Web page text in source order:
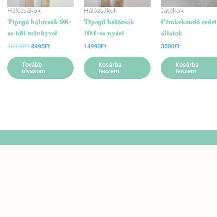
Hálózsákok
Tipegő hálózsák 98-
as téli minkyvel
16990Ft 8495Ft
Tovább
olvasom
Hálózsákok
Tipegő hálózsák
104-es nyári
14990Ft
Kosárba
teszem
Játékok
Címkekendő erdei
állatok
3500Ft
Kosárba
teszem